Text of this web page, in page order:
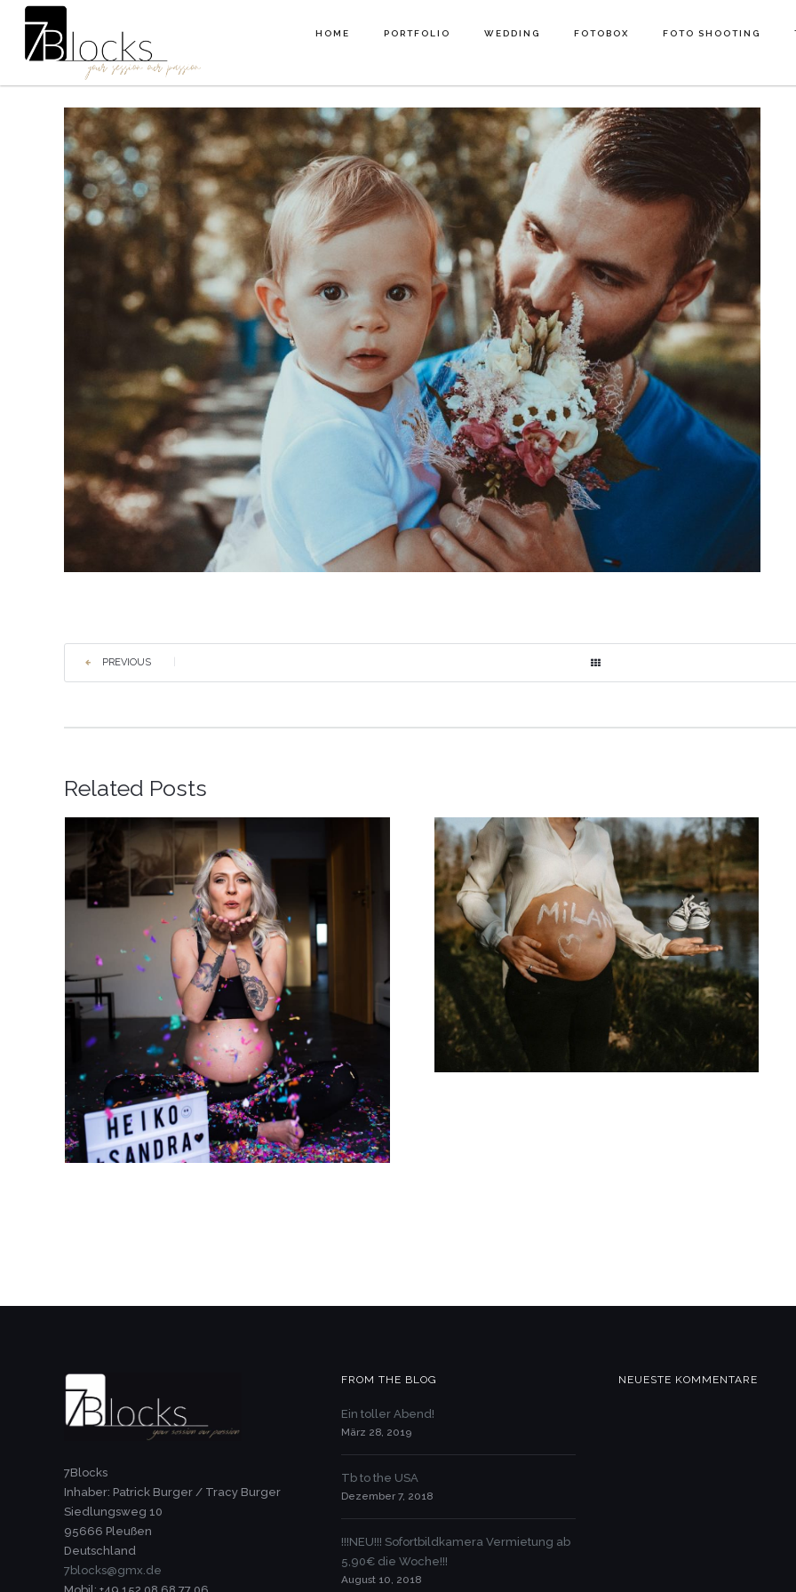
HOME
PORTFOLIO WEDDING FOTOBOX FOTO SHOOTING
PREVIOUS
Related Posts
7Blocks
Inhaber: Patrick Burger / Tracy Burger
Siedlungsweg 10
95666 Pleußen
Deutschland
7blocks@gmx.de
FROM THE BLOG
Ein toller Abend!
März 28, 2019
Tb to the USA
Dezember 7, 2018
!!!NEU!!! Sofortbildkamera Vermietung ab
5,90€ die Woche!!!
August 10, 2018
NEUESTE KOMMENTARE